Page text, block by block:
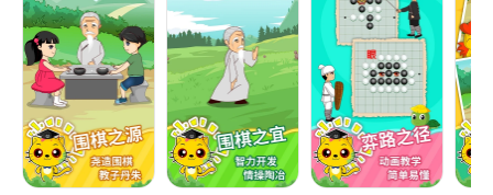
界，升格局，让孩子在启蒙阶段就立足高远，赢在起跑
线。
1、动画授课
采用形象的动画、生动的语言、色彩丰富的画面来讲述
枯燥的围棋知，让孩子主动思考的同时又对后面的知识
充满好奇，时刻保证孩子的学习兴趣。